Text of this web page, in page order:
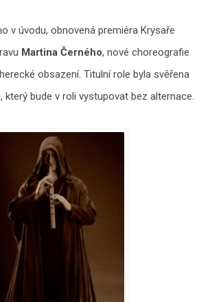
v úvodu, obnovená premiéra Krysaře
Martina Černého, nové choreografie
obsazení. Titulní role byla svěřena
, který bude v roli vystupovat bez alternace.